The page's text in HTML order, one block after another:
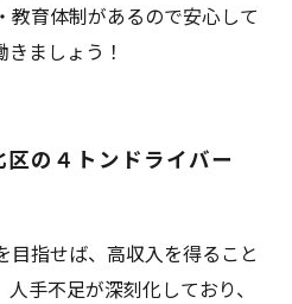
教育体制があるので安心して
ましょう！
の４トンドライバー
指せば、高収入を得ること
手不足が深刻化しており、